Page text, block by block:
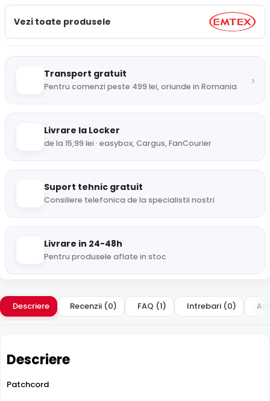
Vezi toate produsele
Transport gratuit
Pentru comenzi peste 499 lei, oriunde in Romania ›
Livrare la Locker
de la 15,99 lei · easybox, Cargus, FanCourier
Suport tehnic gratuit
Consiliere telefonica de la specialistii nostri
Livrare in 24-48h
Pentru produsele aflate in stoc
Descriere Recenzii (0) FAQ (1) Intrebari (0)
Descriere
Patchcord